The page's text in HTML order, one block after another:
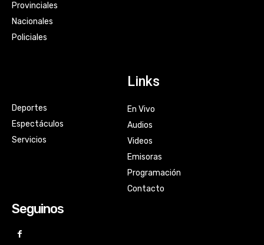
Provinciales
Nacionales
Policiales
Deportes
Espectáculos
Servicios
Links
En Vivo
Audios
Videos
Emisoras
Programación
Contacto
Seguinos